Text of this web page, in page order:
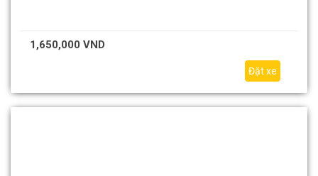
1,650,000 VND
Đặt xe